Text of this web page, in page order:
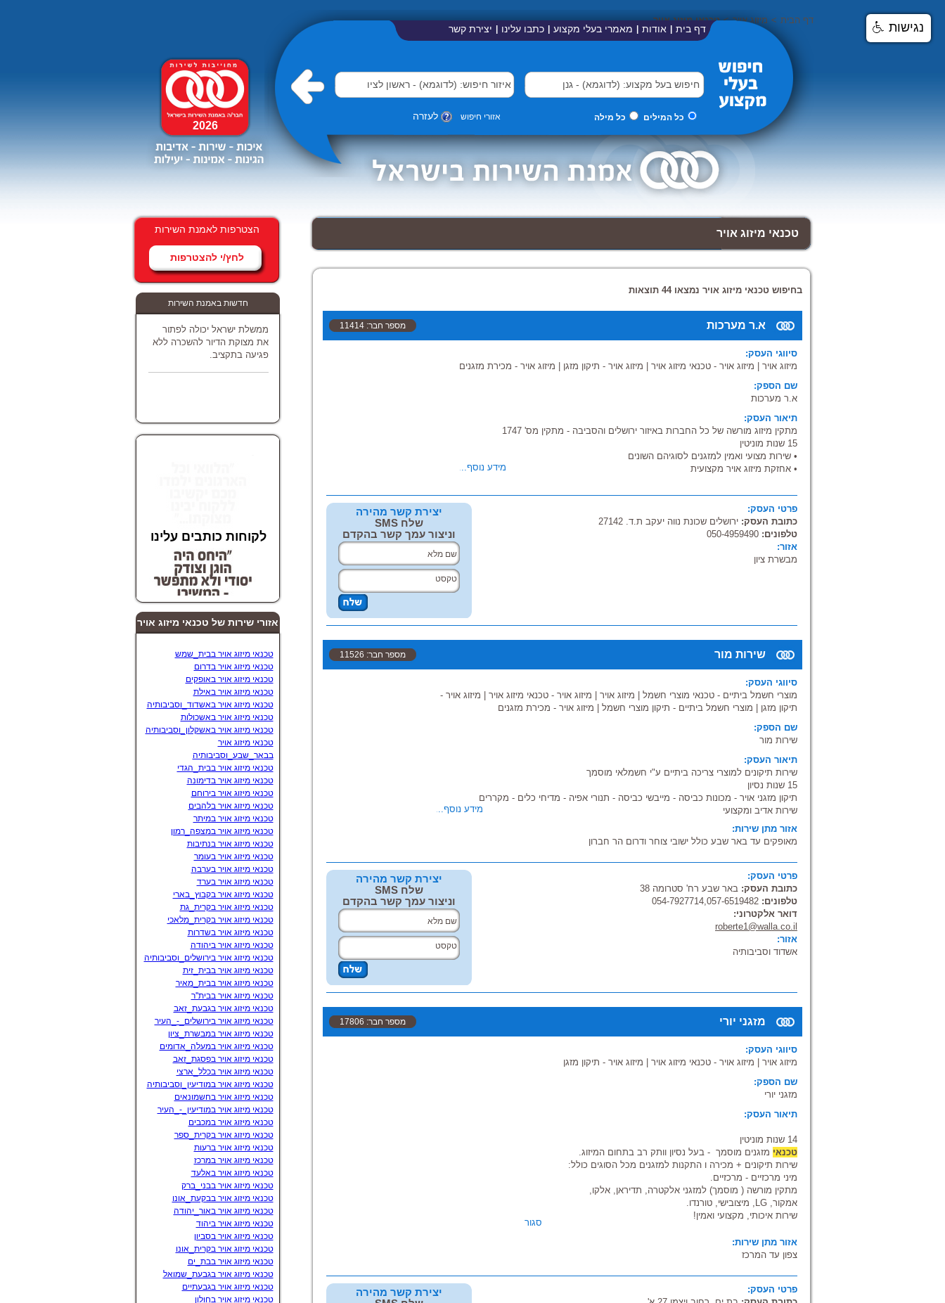
2026
דף בית אודות מאמרי בעלי מקצוע כתבו עלינו יצירת קשר
כל המילים כל מילה אזורי חיפוש לעזרה
דף הבית > מיזוג אויר > טכנאי מיזוג אויר
טכנאי מיזוג אויר
בחיפוש טכנאי מיזוג אויר נמצאו 44 תוצאות
א.ר מערכות מספר חבר: 11414
סיווגי העסק:
מיזוג אויר
מיזוג אויר - טכנאי מיזוג אויר מיזוג אויר - תיקון מזגן
מיזוג אויר - מכירת מזגנים
שם הספק:
א.ר מערכות
תיאור העסק:
מתקין מיזוג מורשה של כל החברות באיזור ירושלים והסביבה - מתקין מס' 1747
15 שנות מוניטין
• שירות מצועי ואמין למזגנים לסוגיהם השונים
• אחזקת מיזוג אויר מקצועית
• התקנת ונטות, מפוחים, ארובות לתעשייה או לבית
ממליצים: יש!
אחריות: יש!
מידע נוסף...
פרטי העסק:
כתובת העסק: ירושלים שכונת נווה יעקב ת.ד. 27142
טלפונים: 050-4959490
אזור:
מבשרת ציון
יצירת קשר מהירה
שלח SMS
וניצור עמך קשר בהקדם
שירות מור מספר חבר: 11526
סיווגי העסק:
מוצרי חשמל ביתיים - טכנאי מוצרי חשמל
מיזוג אויר מיזוג אויר - טכנאי מיזוג אויר
מיזוג אויר -
תיקון מזגן
מוצרי חשמל ביתיים - תיקון מוצרי חשמל
מיזוג אויר - מכירת מזגנים
שם הספק:
שירות מור
תיאור העסק:
שירות תיקונים למוצרי צריכה ביתיים ע"י חשמלאי מוסמך
15 שנות נסיון
תיקון מזגני אויר - מכונות כביסה - מייבשי כביסה - תנורי אפיה - מדיחי כלים - מקררים
שירות אדיב ומקצועי
מידע נוסף...
אזור מתן שירות:
מאופקים עד באר שבע כולל ישובי צוחר ודרום הר חברון
פרטי העסק:
כתובת העסק: באר שבע רח' סטרומה 38
טלפונים: 054-7927714,057-6519482
דואר אלקטרוני:
roberte1@walla.co.il
אזור:
אשדוד וסביבותיה
יצירת קשר מהירה
שלח SMS
וניצור עמך קשר בהקדם
מזגני יורי מספר חבר: 17806
סיווגי העסק:
מיזוג אויר
מיזוג אויר - טכנאי מיזוג אויר
מיזוג אויר - תיקון מזגן
שם הספק:
מזגני יורי
תיאור העסק:
14 שנות מוניטין
טכנאי מזגנים מוסמך - בעל נסיון וותק רב בתחום המיזוג.
שירות תיקונים + מכירה ו התקנות למזגנים מכל הסוגים כולל:
מיני מרכזיים - מרכזיים.
מתקין מורשה ( מוסמך) למזגני אלקטרה, תדיראן, אלקו,
אמקור, LG, מיצובישי, טורנדו.
שירות איכותי, מקצועי ואמין!
סגור
אזור מתן שירות:
צפון עד המרכז
פרטי העסק:
יצירת קשר מהירה
הצטרפות לאמנת השירות
לחץ/י להצטרפות
חדשות באמנת השירות
ממשלת ישראל יכולה לפתור
את מצוקת הדיור להשכרה ללא
ממשלת ישראל יכולה לפתור
את מצוקת הדיור להשכרה ללא
פגיעה בתקציב.
לקוחות כותבים עלינו
לקוחות כותבים עלינו
אזורי שירות של טכנאי מיזוג אויר
טכנאי מיזוג אויר בבית_שמש
טכנאי מיזוג אויר בדרום
טכנאי מיזוג אויר באופקים
טכנאי מיזוג אויר באילת
טכנאי מיזוג אויר באשדוד_וסביבותיה
טכנאי מיזוג אויר באשכולות
טכנאי מיזוג אויר באשקלון_וסביבותיה
טכנאי מיזוג אויר
בבאר_שבע_וסביבותיה
טכנאי מיזוג אויר בבית_הגדי
טכנאי מיזוג אויר בדימונה
טכנאי מיזוג אויר בירוחם
טכנאי מיזוג אויר בלהבים
טכנאי מיזוג אויר במיתר
טכנאי מיזוג אויר במצפה_רמון
טכנאי מיזוג אויר בנתיבות
טכנאי מיזוג אויר בעומר
טכנאי מיזוג אויר בערבה
טכנאי מיזוג אויר בערד
טכנאי מיזוג אויר בקבוץ_בארי
טכנאי מיזוג אויר בקרית_גת
טכנאי מיזוג אויר בקרית_מלאכי
טכנאי מיזוג אויר בשדרות
טכנאי מיזוג אויר ביהודה
טכנאי מיזוג אויר בירושלים_וסביבותיה
טכנאי מיזוג אויר בבית_זית
טכנאי מיזוג אויר בבית_מאיר
טכנאי מיזוג אויר בבית''ר
טכנאי מיזוג אויר בגבעת_זאב
טכנאי מיזוג אויר בירושלים_-_העיר
טכנאי מיזוג אויר במבשרת_ציון
טכנאי מיזוג אויר במעלה_אדומים
טכנאי מיזוג אויר בפסגת_זאב
טכנאי מיזוג אויר בכלל_ארצי
טכנאי מיזוג אויר במודיעין_וסביבותיה
טכנאי מיזוג אויר בחשמונאים
טכנאי מיזוג אויר במודיעין_-_העיר
טכנאי מיזוג אויר במכבים
טכנאי מיזוג אויר בקרית_ספר
טכנאי מיזוג אויר ברעות
טכנאי מיזוג אויר במרכז
טכנאי מיזוג אויר באלעד
טכנאי מיזוג אויר בבני_ברק
טכנאי מיזוג אויר בבקעת_אונו
טכנאי מיזוג אויר באור_יהודה
טכנאי מיזוג אויר ביהוד
טכנאי מיזוג אויר בסביון
טכנאי מיזוג אויר בקרית_אונו
טכנאי מיזוג אויר בבת_ים
טכנאי מיזוג אויר בגבעת_שמואל
טכנאי מיזוג אויר בגבעתיים
טכנאי מיזוג אויר בחולון
נגישות